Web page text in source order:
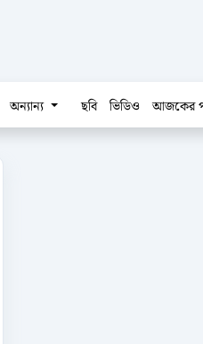
অন্যান্য ছবি ভিডিও আজকের